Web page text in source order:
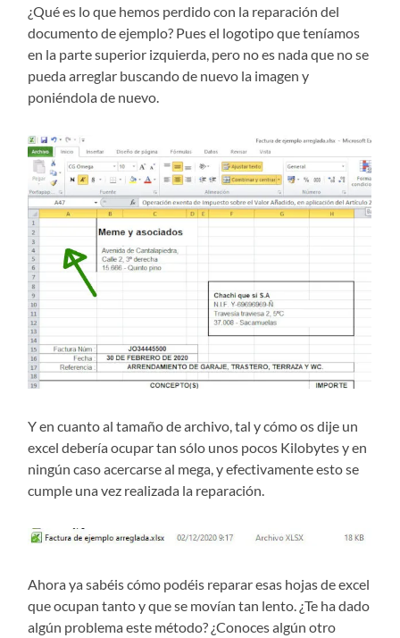
¿Qué es lo que hemos perdido con la reparación del
documento de ejemplo? Pues el logotipo que teníamos
en la parte superior izquierda, pero no es nada que no se
pueda arreglar buscando de nuevo la imagen y
poniéndola de nuevo.
Y en cuanto al tamaño de archivo, tal y cómo os dije un
excel debería ocupar tan sólo unos pocos Kilobytes y en
ningún caso acercarse al mega, y efectivamente esto se
cumple una vez realizada la reparación.
Ahora ya sabéis cómo podéis reparar esas hojas de excel
que ocupan tanto y que se movían tan lento. ¿Te ha dado
algún problema este método? ¿Conoces algún otro